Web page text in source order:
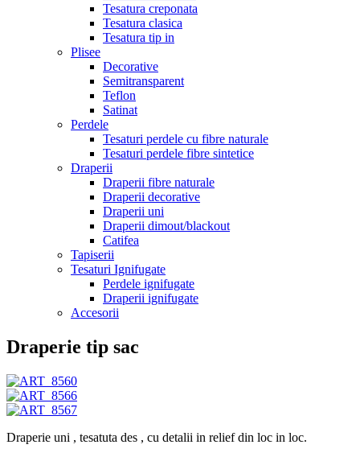
Tesatura creponata
Tesatura clasica
Tesatura tip in
Plisee
Decorative
Semitransparent
Teflon
Satinat
Perdele
Tesaturi perdele cu fibre naturale
Tesaturi perdele fibre sintetice
Draperii
Draperii fibre naturale
Draperii decorative
Draperii uni
Draperii dimout/blackout
Catifea
Tapiserii
Tesaturi Ignifugate
Perdele ignifugate
Draperii ignifugate
Accesorii
Draperie tip sac
Draperie uni , tesatuta des , cu detalii in relief din loc in loc.